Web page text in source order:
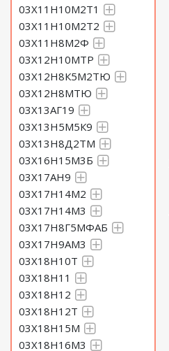
03Х11Н10М2Т1
03Х11Н10М2Т2
03Х11Н8М2Ф
03Х12Н10МТР
03Х12Н8К5М2ТЮ
03Х12Н8МТЮ
03Х13АГ19
03Х13Н5М5К9
03Х13Н8Д2ТМ
03Х16Н15М3Б
03Х17АН9
03Х17Н14М2
03Х17Н14М3
03Х17Н8Г5МФАБ
03Х17Н9АМ3
03Х18Н10Т
03Х18Н11
03Х18Н12
03Х18Н12Т
03Х18Н15М
03Х18Н16М3